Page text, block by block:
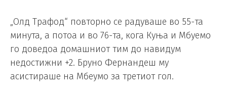
„Олд Трафод“ повторно се радуваше во 55-та
минута, а потоа и во 76-та, кога Куња и Мбуемо
го доведоа домашниот тим до навидум
недостижни +2. Бруно Фернандеш му
асистираше на Мбеумо за третиот гол.